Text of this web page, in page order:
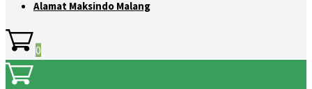
Alamat Maksindo Malang
0